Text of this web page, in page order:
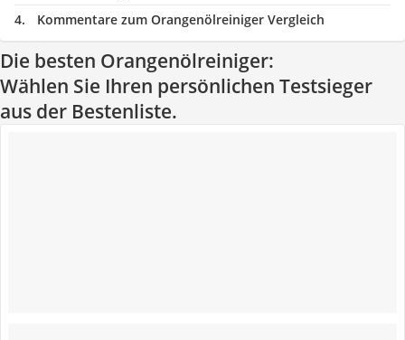
Kommentare zum Orangenölreiniger Vergleich
Die besten Orangenölreiniger:
Wählen Sie Ihren persönlichen Testsieger
aus der Bestenliste.